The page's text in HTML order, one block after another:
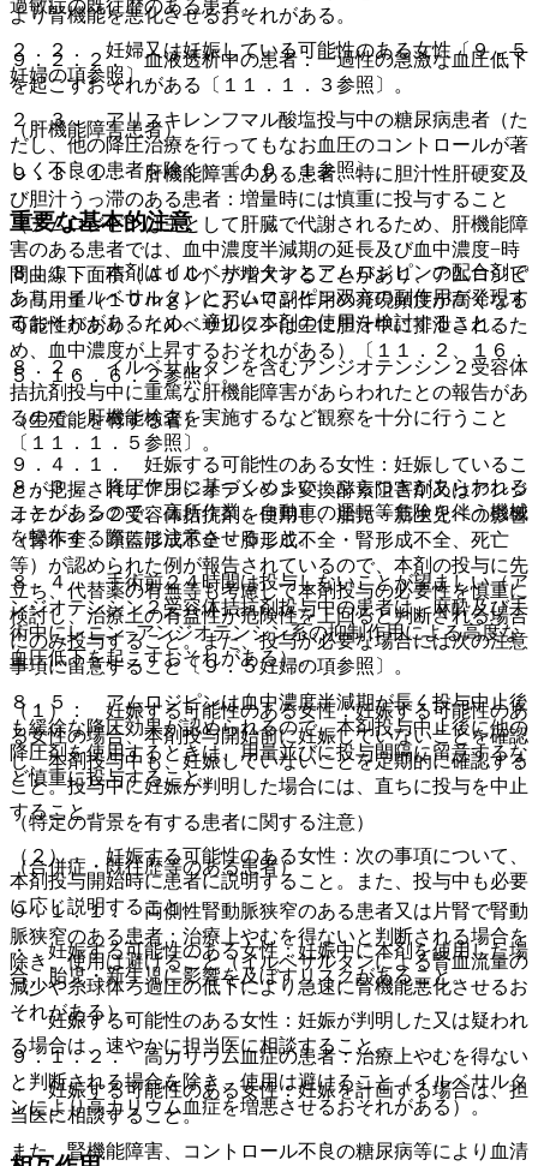
より腎機能を悪化させるおそれがある。
９．２．２． 血液透析中の患者：一過性の急激な血圧低下
を起こすおそれがある〔１１．１．３参照〕。
（肝機能障害患者）
９．３．１． 肝機能障害のある患者、特に胆汁性肝硬変及
び胆汁うっ滞のある患者：増量時には慎重に投与すること
（アムロジピンは主として肝臓で代謝されるため、肝機能障
害のある患者では、血中濃度半減期の延長及び血中濃度−時
間曲線下面積（ＡＵＣ）が増大することがあり、アムロジピ
ン高用量（１０ｍｇ）において副作用の発現頻度が高くなる
可能性があり、イルベサルタンは主に胆汁中に排泄されるた
め、血中濃度が上昇するおそれがある）〔１１．２、１６．
５、１６．６．２参照〕。
（生殖能を有する者）
９．４．１． 妊娠する可能性のある女性：妊娠しているこ
とが把握されずアンジオテンシン変換酵素阻害剤又はアンジ
オテンシン２受容体拮抗剤を使用し、胎児・新生児への影響
（腎不全、頭蓋形成不全・肺形成不全・腎形成不全、死亡
等）が認められた例が報告されているので、本剤の投与に先
立ち、代替薬の有無等も考慮して本剤投与の必要性を慎重に
検討し、治療上の有益性が危険性を上回ると判断される場合
にのみ投与すること。また、投与が必要な場合には次の注意
事項に留意すること〔９．５妊婦の項参照〕。
（１）． 妊娠する可能性のある女性：妊娠する可能性のあ
る女性の場合、本剤投与開始前に妊娠していないことを確認
し、本剤投与中も、妊娠していないことを定期的に確認する
こと。投与中に妊娠が判明した場合には、直ちに投与を中止
すること。
（２）． 妊娠する可能性のある女性：次の事項について、
本剤投与開始時に患者に説明すること。また、投与中も必要
に応じ説明すること。
・ 妊娠する可能性のある女性：妊娠中に本剤を使用した場
合、胎児・新生児に影響を及ぼすリスクがあること。
・ 妊娠する可能性のある女性：妊娠が判明した又は疑われ
る場合は、速やかに担当医に相談すること。
・ 妊娠する可能性のある女性：妊娠を計画する場合は、担
当医に相談すること。
過敏症の既往歴のある患者。
２．２． 妊婦又は妊娠している可能性のある女性〔９．５
妊婦の項参照〕。
２．３． アリスキレンフマル酸塩投与中の糖尿病患者（た
だし、他の降圧治療を行ってもなお血圧のコントロールが著
しく不良の患者を除く）〔１０．１参照〕。
重要な基本的注意
８．１． 本剤はイルベサルタンとアムロジピンの配合剤で
あり、イルベサルタンとアムロジピン双方の副作用が発現す
るおそれがあるため、適切に本剤の使用を検討すること。
８．２． イルベサルタンを含むアンジオテンシン２受容体
拮抗剤投与中に重篤な肝機能障害があらわれたとの報告があ
るので、肝機能検査を実施するなど観察を十分に行うこと
〔１１．１．５参照〕。
８．３． 降圧作用に基づくめまい、ふらつきがあらわれる
ことがあるので、高所作業、自動車の運転等危険を伴う機械
を操作する際には注意させること。
８．４． 手術前２４時間は投与しないことが望ましい（ア
ンジオテンシン２受容体拮抗剤投与中の患者は、麻酔及び手
術中にレニン−アンジオテンシン系の抑制作用による高度な
血圧低下を起こすおそれがある）。
８．５． アムロジピンは血中濃度半減期が長く投与中止後
も緩徐な降圧効果が認められるので、本剤投与中止後に他の
降圧剤を使用するときは、用量並びに投与間隔に留意するな
ど慎重に投与すること。
（特定の背景を有する患者に関する注意）
（合併症・既往歴等のある患者）
９．１．１． 両側性腎動脈狭窄のある患者又は片腎で腎動
脈狭窄のある患者：治療上やむを得ないと判断される場合を
除き、使用は避けること（イルベサルタンによる腎血流量の
減少や糸球体ろ過圧の低下により急速に腎機能悪化させるお
それがある）。
９．１．２． 高カリウム血症の患者：治療上やむを得ない
と判断される場合を除き、使用は避けること（イルベサルタ
ンにより高カリウム血症を増悪させるおそれがある）。
また、腎機能障害、コントロール不良の糖尿病等により血清